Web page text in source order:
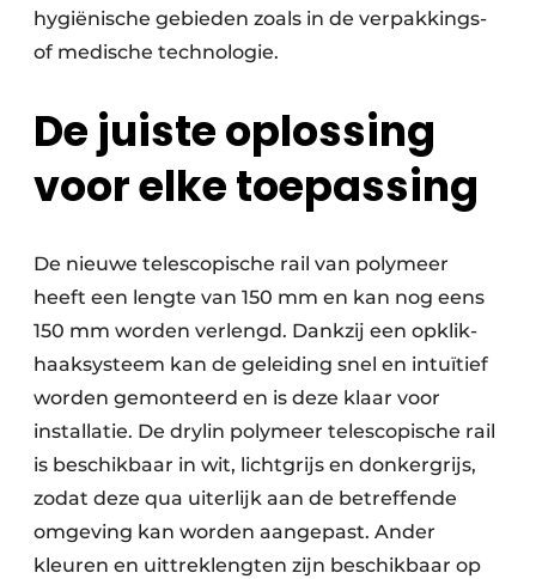
hygiënische gebieden zoals in de verpakkings-
of medische technologie.
De juiste oplossing
voor elke toepassing
De nieuwe telescopische rail van polymeer
heeft een lengte van 150 mm en kan nog eens
150 mm worden verlengd. Dankzij een opklik-
haaksysteem kan de geleiding snel en intuïtief
worden gemonteerd en is deze klaar voor
installatie. De drylin polymeer telescopische rail
is beschikbaar in wit, lichtgrijs en donkergrijs,
zodat deze qua uiterlijk aan de betreffende
omgeving kan worden aangepast. Ander
kleuren en uittreklengten zijn beschikbaar op